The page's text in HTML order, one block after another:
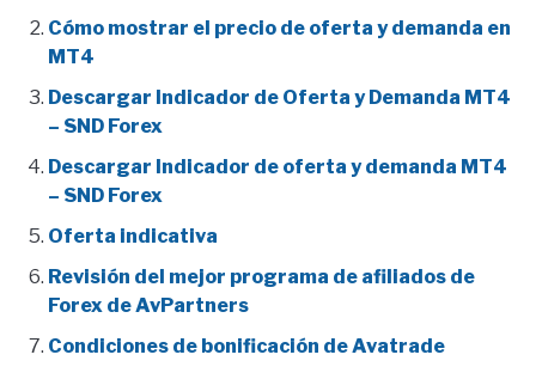
Cómo mostrar el precio de oferta y demanda en
MT4
Descargar Indicador de Oferta y Demanda MT4
– SND Forex
Descargar Indicador de oferta y demanda MT4
– SND Forex
Oferta indicativa
Revisión del mejor programa de afiliados de
Forex de AvPartners
Condiciones de bonificación de Avatrade